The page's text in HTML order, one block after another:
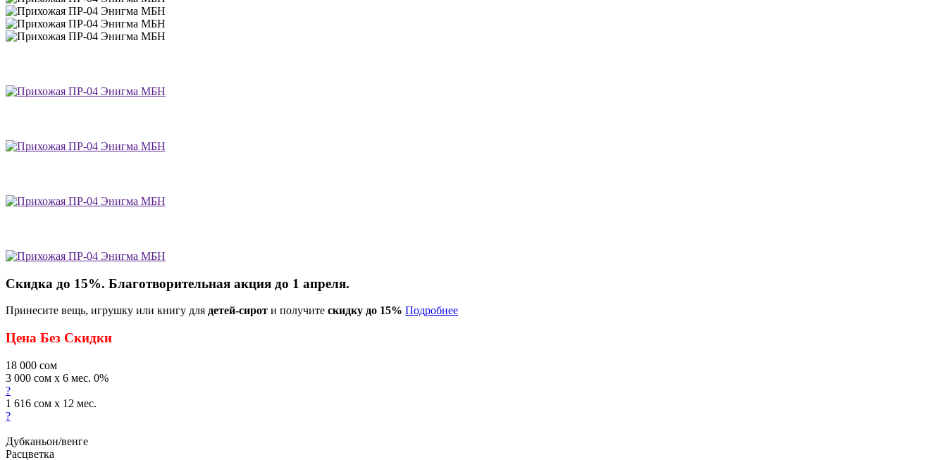
Скидка до 15%. Благотворительная акция до 1 апреля.
Принесите вещь, игрушку или книгу для детей-сирот и получите скидку до 15% Подробнее
Цена Без Скидки
18 000 сом
3 000 сом x 6 мес. 0%
?
1 616 сом x 12 мес.
?
Дубканьон/венге
Расцветка